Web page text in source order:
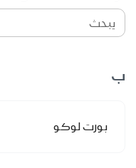
يبحث
ب
بورت لوكو